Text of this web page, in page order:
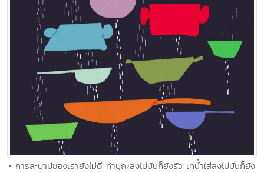
• การละบาปของเรายังไม่ดี ทำบุญลงไปมันก็ยังรั่ว เทน้ำใส่ลงไปมันก็ยัง